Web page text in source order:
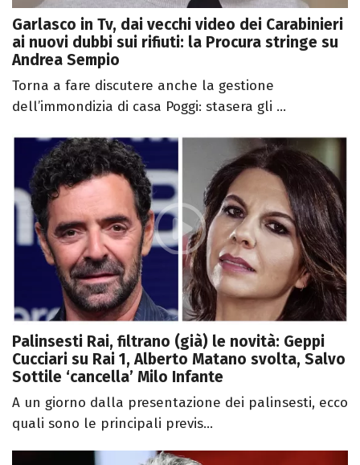
Garlasco in Tv, dai vecchi video dei Carabinieri
ai nuovi dubbi sui rifiuti: la Procura stringe su
Andrea Sempio
Torna a fare discutere anche la gestione
dell’immondizia di casa Poggi: stasera gli ...
Palinsesti Rai, filtrano (già) le novità: Geppi
Cucciari su Rai 1, Alberto Matano svolta, Salvo
Sottile ‘cancella’ Milo Infante
A un giorno dalla presentazione dei palinsesti, ecco
quali sono le principali previs...